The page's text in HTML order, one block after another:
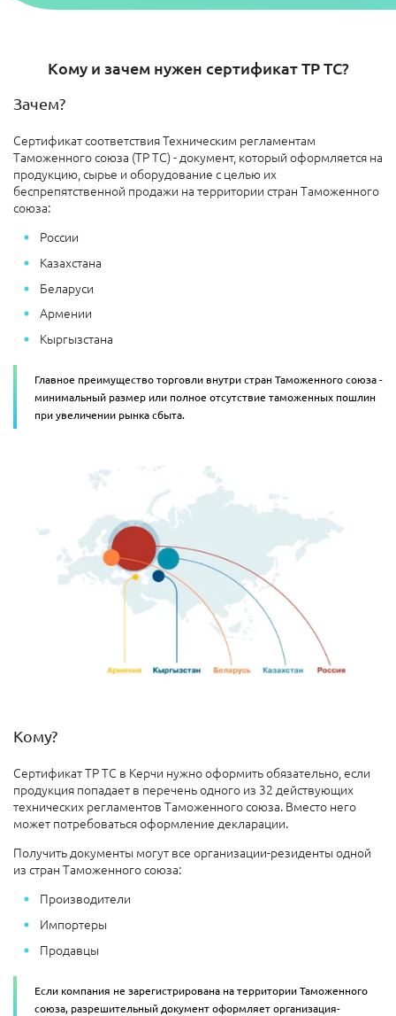
Кому и зачем нужен сертификат ТР ТС?
Зачем?
Сертификат соответствия Техническим регламентам
Таможенного союза (ТР ТС) - документ, который оформляется на
продукцию, сырье и оборудование с целью их
беспрепятственной продажи на территории стран Таможенного
союза:
России
Казахстана
Беларуси
Армении
Кыргызстана
Главное преимущество торговли внутри стран Таможенного союза -
минимальный размер или полное отсутствие таможенных пошлин
при увеличении рынка сбыта.
Кому?
Сертификат ТР ТС в Керчи нужно оформить обязательно, если
продукция попадает в перечень одного из 32 действующих
технических регламентов Таможенного союза. Вместо него
может потребоваться оформление декларации.
Получить документы могут все организации-резиденты одной
из стран Таможенного союза:
Производители
Импортеры
Продавцы
Если компания не зарегистрирована на территории Таможенного
союза, разрешительный документ оформляет организация-